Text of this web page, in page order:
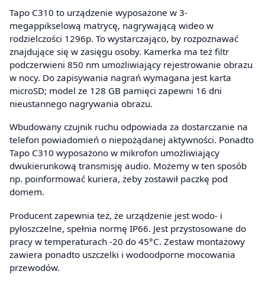
Tapo C310 to urządzenie wyposażone w 3-
megappikselową matrycę, nagrywającą wideo w
rodzielczości 1296p. To wystarczająco, by rozpoznawać
znajdujące się w zasięgu osoby. Kamerka ma też filtr
podczerwieni 850 nm umożliwiający rejestrowanie obrazu
w nocy. Do zapisywania nagrań wymagana jest karta
microSD; model ze 128 GB pamięci zapewni 16 dni
nieustannego nagrywania obrazu.
Wbudowany czujnik ruchu odpowiada za dostarczanie na
telefon powiadomień o niepożądanej aktywności. Ponadto
Tapo C310 wyposażono w mikrofon umożliwiający
dwukierunkową transmisję audio. Możemy w ten sposób
np. poinformować kuriera, żeby zostawił paczkę pod
domem.
Producent zapewnia też, że urządzenie jest wodo- i
pyłoszczelne, spełnia normę IP66. Jest przystosowane do
pracy w temperaturach -20 do 45°C. Zestaw montażowy
zawiera ponadto uszczelki i wodoodporne mocowania
przewodów.